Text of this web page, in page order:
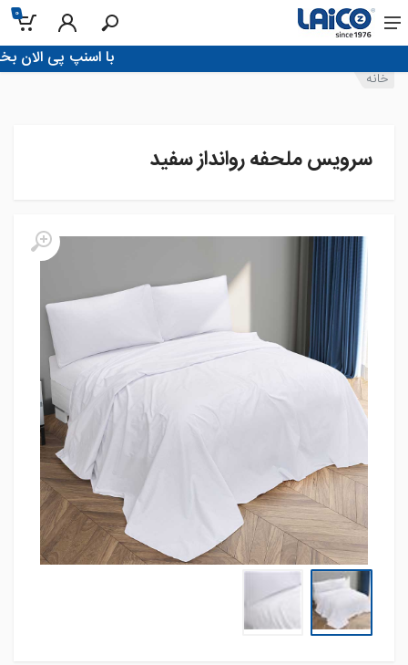
0
!با اسنپ پی الان بخر، تو 4 قسط
خانه
سرویس ملحفه روانداز سفید